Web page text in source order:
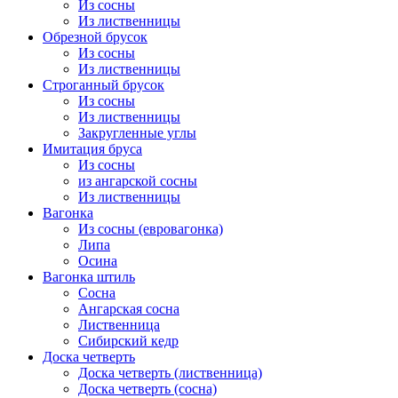
Из сосны
Из лиственницы
Обрезной брусок
Из сосны
Из лиственницы
Строганный брусок
Из сосны
Из лиственницы
Закругленные углы
Имитация бруса
Из сосны
из ангарской сосны
Из лиственницы
Вагонка
Из сосны (евровагонка)
Липа
Осина
Вагонка штиль
Сосна
Ангарская сосна
Лиственница
Сибирский кедр
Доска четверть
Доска четверть (лиственница)
Доска четверть (сосна)